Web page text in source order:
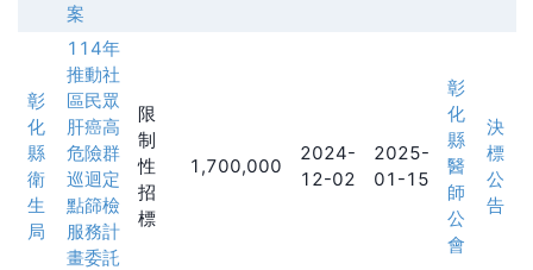
案
彰
化
縣
衛
生
局
114年
推動社
區民眾
肝癌高
危險群
巡迴定
點篩檢
服務計
畫委託
限
制
性
招
標
1,700,000
2024-
12-02
2025-
01-15
彰
化
縣
醫
師
公
會
決
標
公
告